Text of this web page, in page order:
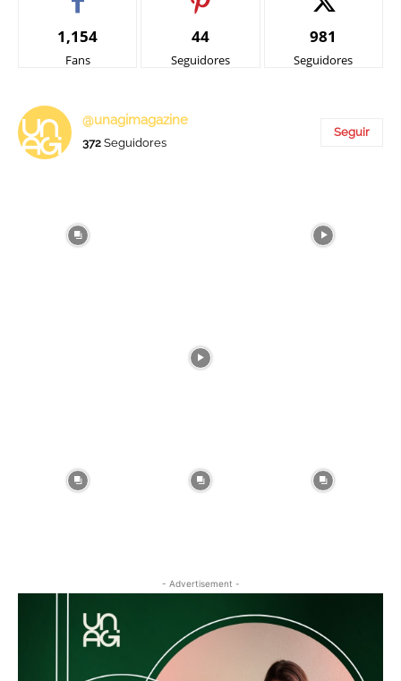
1,154
Fans
44
Seguidores
981
Seguidores
@unagimagazine
372 Seguidores
Seguir
- Advertisement -